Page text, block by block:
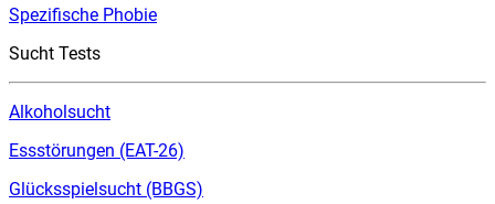
Spezifische Phobie
Sucht Tests
Alkoholsucht
Essstörungen (EAT-26)
Glücksspielsucht (BBGS)